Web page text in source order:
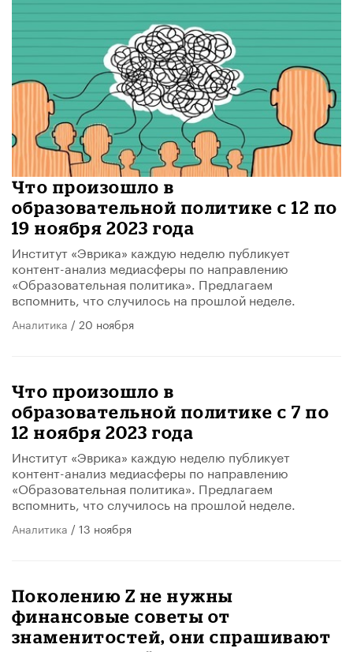
Что произошло в
образовательной политике с 12 по
19 ноября 2023 года
Институт «Эврика» каждую неделю публикует
контент-анализ медиасферы по направлению
«Образовательная политика». Предлагаем
вспомнить, что случилось на прошлой неделе.
Аналитика / 20 ноября
Что произошло в
образовательной политике с 7 по
12 ноября 2023 года
Институт «Эврика» каждую неделю публикует
контент-анализ медиасферы по направлению
«Образовательная политика». Предлагаем
вспомнить, что случилось на прошлой неделе.
Аналитика / 13 ноября
Поколению Z не нужны
финансовые советы от
знаменитостей, они спрашивают